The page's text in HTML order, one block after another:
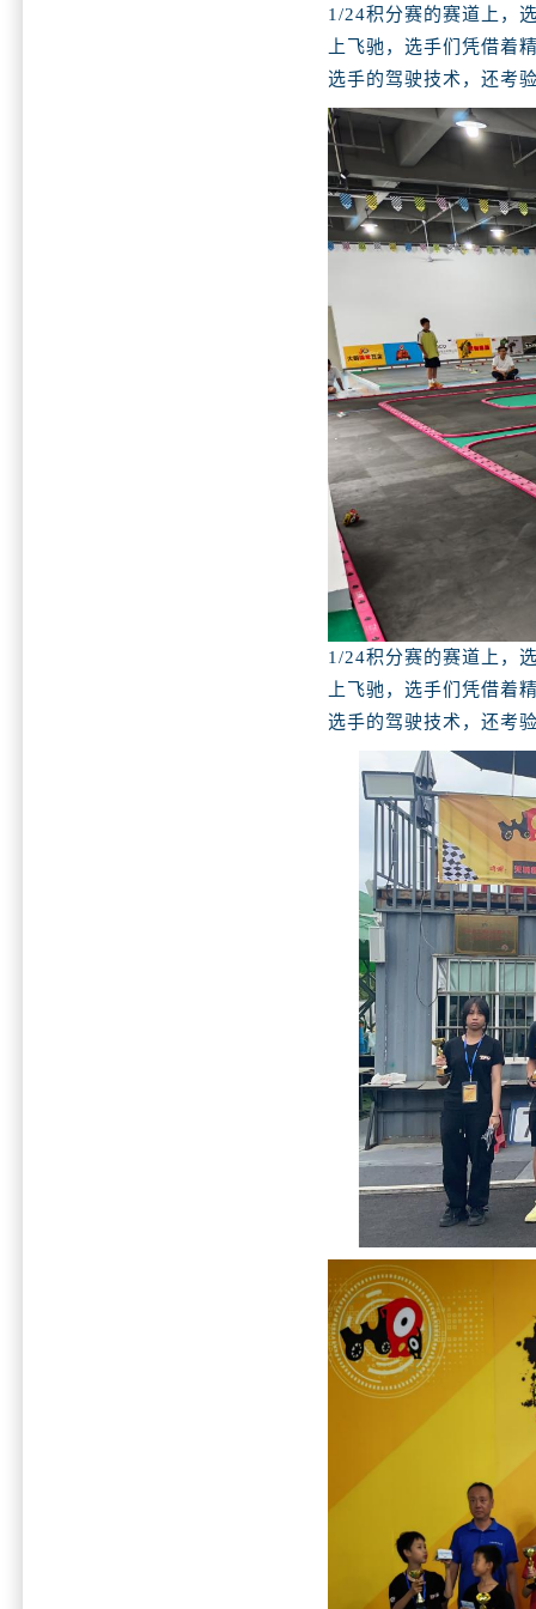
1/24积分赛的赛道上，
上飞驰，选手们凭借着
选手的驾驶技术，还考
1/24积分赛的赛道上，
上飞驰，选手们凭借着
选手的驾驶技术，还考